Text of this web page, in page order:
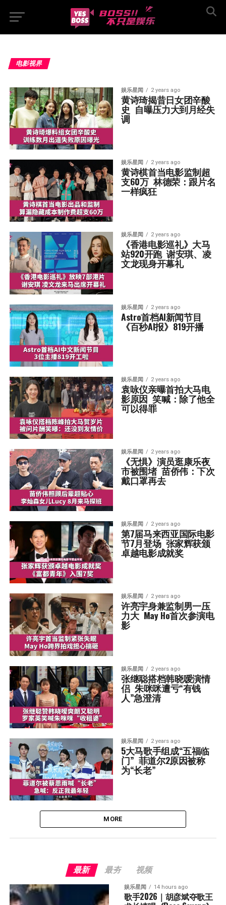
电影视界
娱乐星闻 2 years ago
黄诗琦揭昔日女团辛酸
史  自曝压力大到月经失
调
娱乐星闻 2 years ago
黄诗棋首当电影监制超
支60万  林德荣：跟片名
一样疯狂
娱乐星闻 2 years ago
《香港电影巡礼》大马
站920开跑  谢安琪、凌
文龙现身开幕礼
娱乐星闻 2 years ago
Astro首档AI新闻节目
《百秒AI报》819开播
娱乐星闻 2 years ago
袁咏仪亲曝首拍大马电
影原因  笑喊：除了他全
可以得罪
娱乐星闻 2 years ago
《无惧》演员逛康乐夜
市被围堵  苗侨伟：下次
戴口罩再去
娱乐星闻 2 years ago
第7届马来西亚国际电影
节7月登场  张家辉获颁
卓越电影成就奖
娱乐星闻 2 years ago
许亮宇身兼监制男一压
力大  May Ho首次参演电
影
娱乐星闻 2 years ago
张继聪搭档韩晓嗳演情
侣  朱咪咪遭亏“有钱
人”急澄清
娱乐星闻 2 years ago
5大马歌手组成“五福临
门”  菲道尔2原因被称
为“长老”
MORE
最新 最夯 视频
娱乐星闻 14 hours ago
歌手2026｜胡彦斌夺歌王